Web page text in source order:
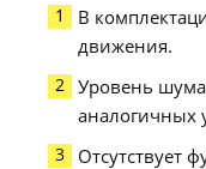
В
движения.
Уровень
аналогичных
Отсутствует